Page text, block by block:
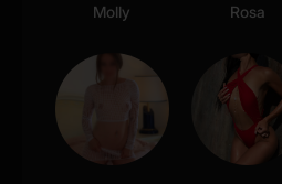
Molly Rosa